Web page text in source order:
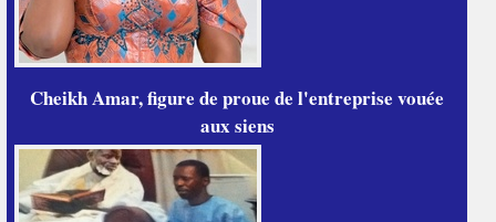
Cheikh Amar, figure de proue de l'entreprise vouée
aux siens